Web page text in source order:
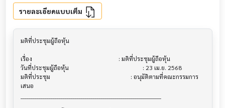
รายละเอียดแบบเต็ม
มติที่ประชุมผู้ถือหุ้น
เรื่อง                                  			 : มติที่ประชุมผู้ถือหุ้น
วันที่ประชุมผู้ถือหุ้น                        			 : 23 เม.ย. 2568
มติที่ประชุม                              			 : อนุมัติตามที่คณะกรรมการ
เสนอ